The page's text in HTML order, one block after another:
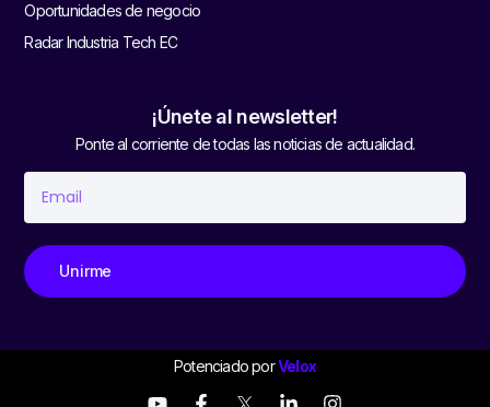
Oportunidades de negocio
Radar Industria Tech EC
¡Únete al newsletter!
Ponte al corriente de todas las noticias de actualidad.
Unirme
Potenciado porVelox